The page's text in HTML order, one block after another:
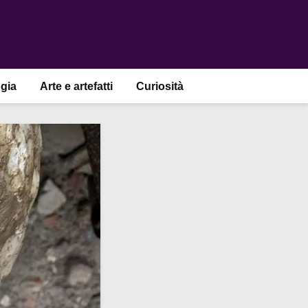
Arte e artefatti Curiosità